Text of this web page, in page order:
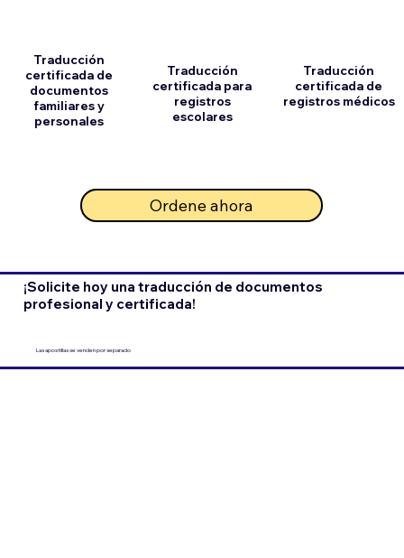
Traducción
certificada de
documentos
familiares y
personales
Traducción
certificada para
registros
escolares
Ordene ahora
Traducción
certificada de
registros médicos
¡Solicite hoy una traducción de documentos
profesional y certificada!
Las apostillas se venden por separado